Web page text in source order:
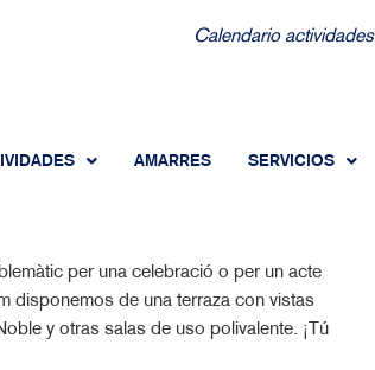
Calendario actividades
AMARRES SERVICIOS
per una celebració o per un acte
disponemos de una terraza con vistas
y otras salas de uso polivalente. ¡Tú